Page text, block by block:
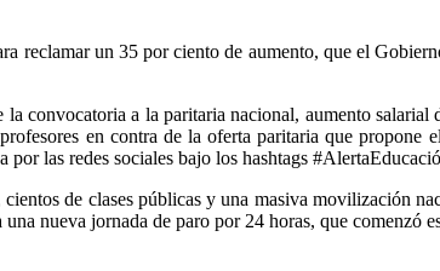
reclamar un 35 por ciento de aumento, que el
convocatoria a la paritaria nacional, aumento
en contra de la oferta paritaria que propone
las redes sociales bajo los hashtags
de clases públicas y una masiva movilización
nueva jornada de paro por 24 horas, que comenzó